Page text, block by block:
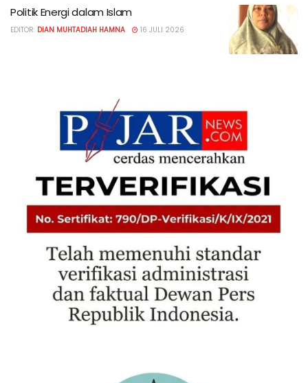
Politik Energi dalam Islam
EDITOR: DIAN MUHTADIAH HAMNA 16 JULI 2026